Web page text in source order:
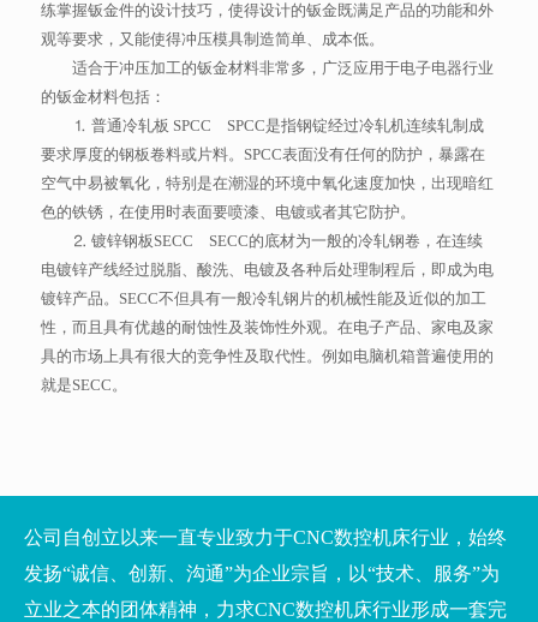
练掌握钣金件的设计技巧，使得设计的钣金既满足产品的功能和外
观等要求，又能使得冲压模具制造简单、成本低。
适合于冲压加工的钣金材料非常多，广泛应用于电子电器行业
的钣金材料包括：
⒈ 普通冷轧板 SPCC SPCC是指钢锭经过冷轧机连续轧制成
要求厚度的钢板卷料或片料。SPCC表面没有任何的防护，暴露在
空气中易被氧化，特别是在潮湿的环境中氧化速度加快，出现暗红
色的铁锈，在使用时表面要喷漆、电镀或者其它防护。
⒉ 镀锌钢板SECC SECC的底材为一般的冷轧钢卷，在连续
电镀锌产线经过脱脂、酸洗、电镀及各种后处理制程后，即成为电
镀锌产品。SECC不但具有一般冷轧钢片的机械性能及近似的加工
性，而且具有优越的耐蚀性及装饰性外观。在电子产品、家电及家
具的市场上具有很大的竞争性及取代性。例如电脑机箱普遍使用的
就是SECC。
公司自创立以来一直专业致力于CNC数控机床行业，始终
发扬“诚信、创新、沟通”为企业宗旨，以“技术、服务”为
立业之本的团体精神，力求CNC数控机床行业形成一套完